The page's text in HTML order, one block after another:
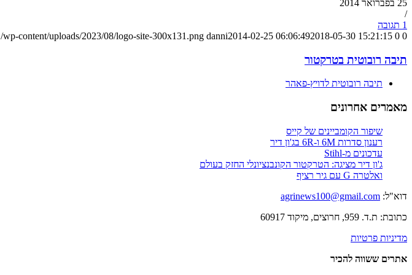
25 בפברואר 2014
/
1 תגובה
0
0
/wp-content/uploads/2023/08/logo-site-300x131.png danni2014-02-25 06:06:492018-05-30 15:21:15
תיבה רובוטית בטרקטור
תיבה רובוטית לדויץ-פאהר
מאמרים אחרונים
שיפור הקומביינים של קייס
רענון סדרות 6M ו-6R בג'ון דיר
עדכונים מ-Stihl
ג'ון דיר מציגה: הטרקטור הקונבנציונלי החזק בעולם
ואלטרה G עם גיר רציף
דוא"ל: agrinews100@gmail.com
כתובת: ת.ד. 959, חרוצים, מיקוד 60917
מדיניות פרטיות
אתרים ששווה להכיר